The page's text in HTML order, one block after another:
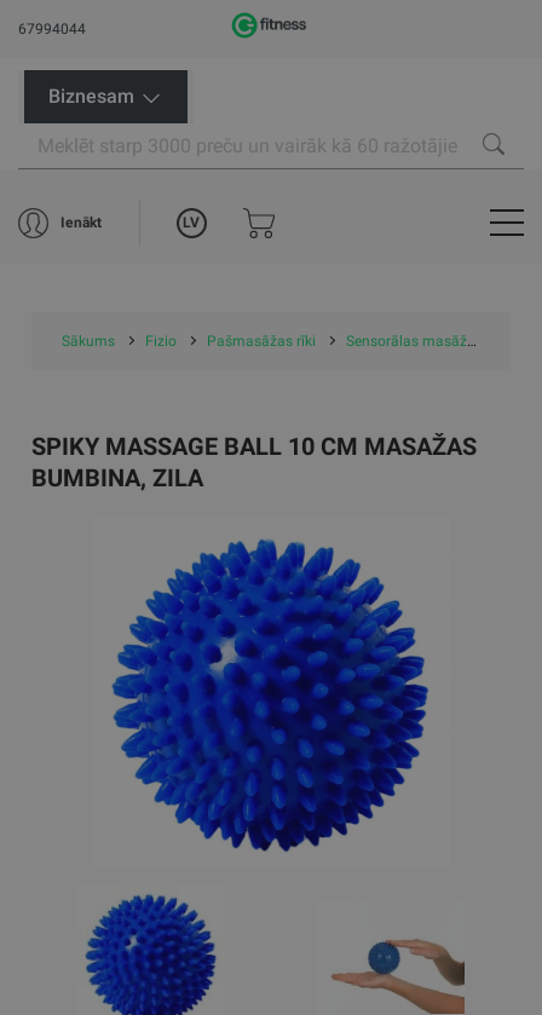
67994044
Biznesam
Ienākt LV
Sākums Fizio Pašmasāžas rīki Sensorālas masāžas rīki
SPIKY MASSAGE BALL 10 CM MASAŽAS
BUMBINA, ZILA